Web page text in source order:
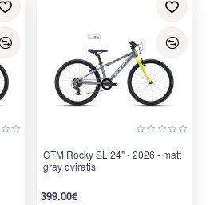
CTM Rocky SL 24" - 2026 - matt
gray dviratis
399.00€